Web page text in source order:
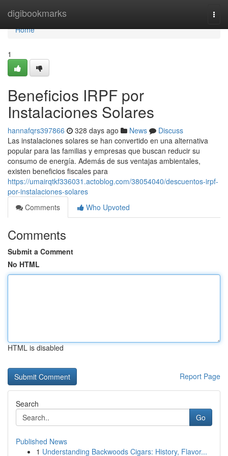
digibookmarks
Home
Home
1
Beneficios IRPF por
Instalaciones Solares
hannafqrs397866 328 days ago News
Discuss
Las instalaciones solares se han convertido en una alternativa
popular para las familias y empresas que buscan reducir su
consumo de energía. Además de sus ventajas ambientales,
existen beneficios fiscales para
https://umairqtkf336031.actoblog.com/38054040/descuentos-irpf-
por-instalaciones-solares
Comments
Who Upvoted
Comments
Submit a Comment
No HTML
HTML is disabled
Report Page
Search
Go
Published News
1 Understanding Backwoods Cigars: History, Flavor...